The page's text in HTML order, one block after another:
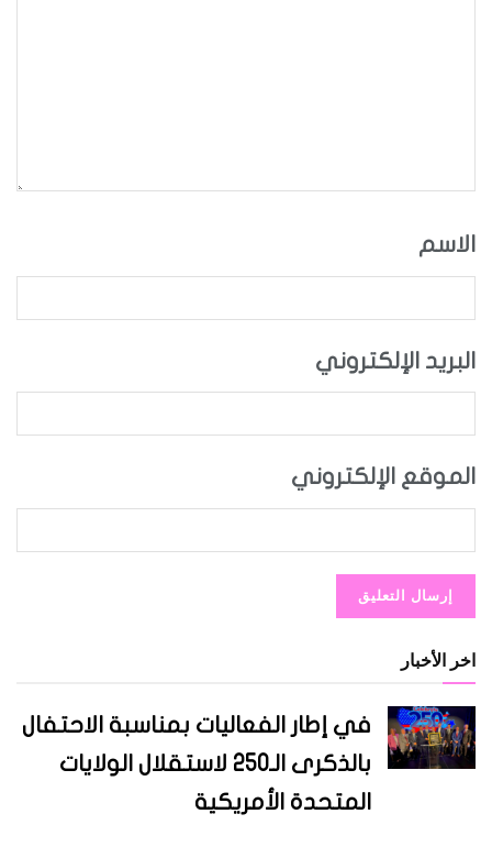
الاسم
البريد الإلكتروني
الموقع الإلكتروني
اخر الأخبار
في إطار الفعاليات بمناسبة الاحتفال
بالذكرى الـ250 لاستقلال الولايات
المتحدة الأمريكية